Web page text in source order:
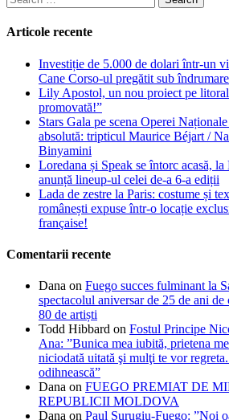
for:
Articole recente
Investiție de 5.000 de dolari într-un
Cane Corso-ul pregătit sub
Lily Apostol, un nou proiect pe
promovată!”
Stars Gala pe scena Operei
absolută: tripticul Maurice Béjart /
Binyamini
Loredana și Speak se întorc acasă,
anunță lineup-ul celei de-a 6-a ediții
Lada de zestre la Paris: costume și
românești expuse într-o locație
française!
Comentarii recente
Dana on Fuego succes fulminant la
spectacolul aniversar de 25 de ani de
80 de artiști
Todd Hibbard on Fostul Principe
Ana: ”Bunica mea iubită, prietena
niciodată uitată şi mulţi te vor
odihnească”
Dana on FUEGO PREMIAT DE
REPUBLICII MOLDOVA
Dana on Paul Surugiu-Fuego: ”Noi